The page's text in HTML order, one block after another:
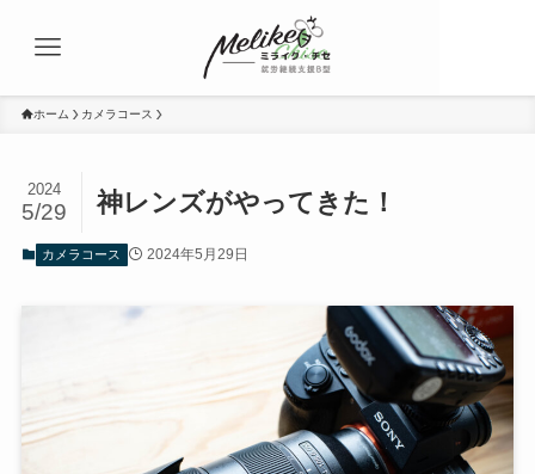
ホーム カメラコース
神レンズがやってきた！
2024
5/29
カメラコース 2024年5月29日